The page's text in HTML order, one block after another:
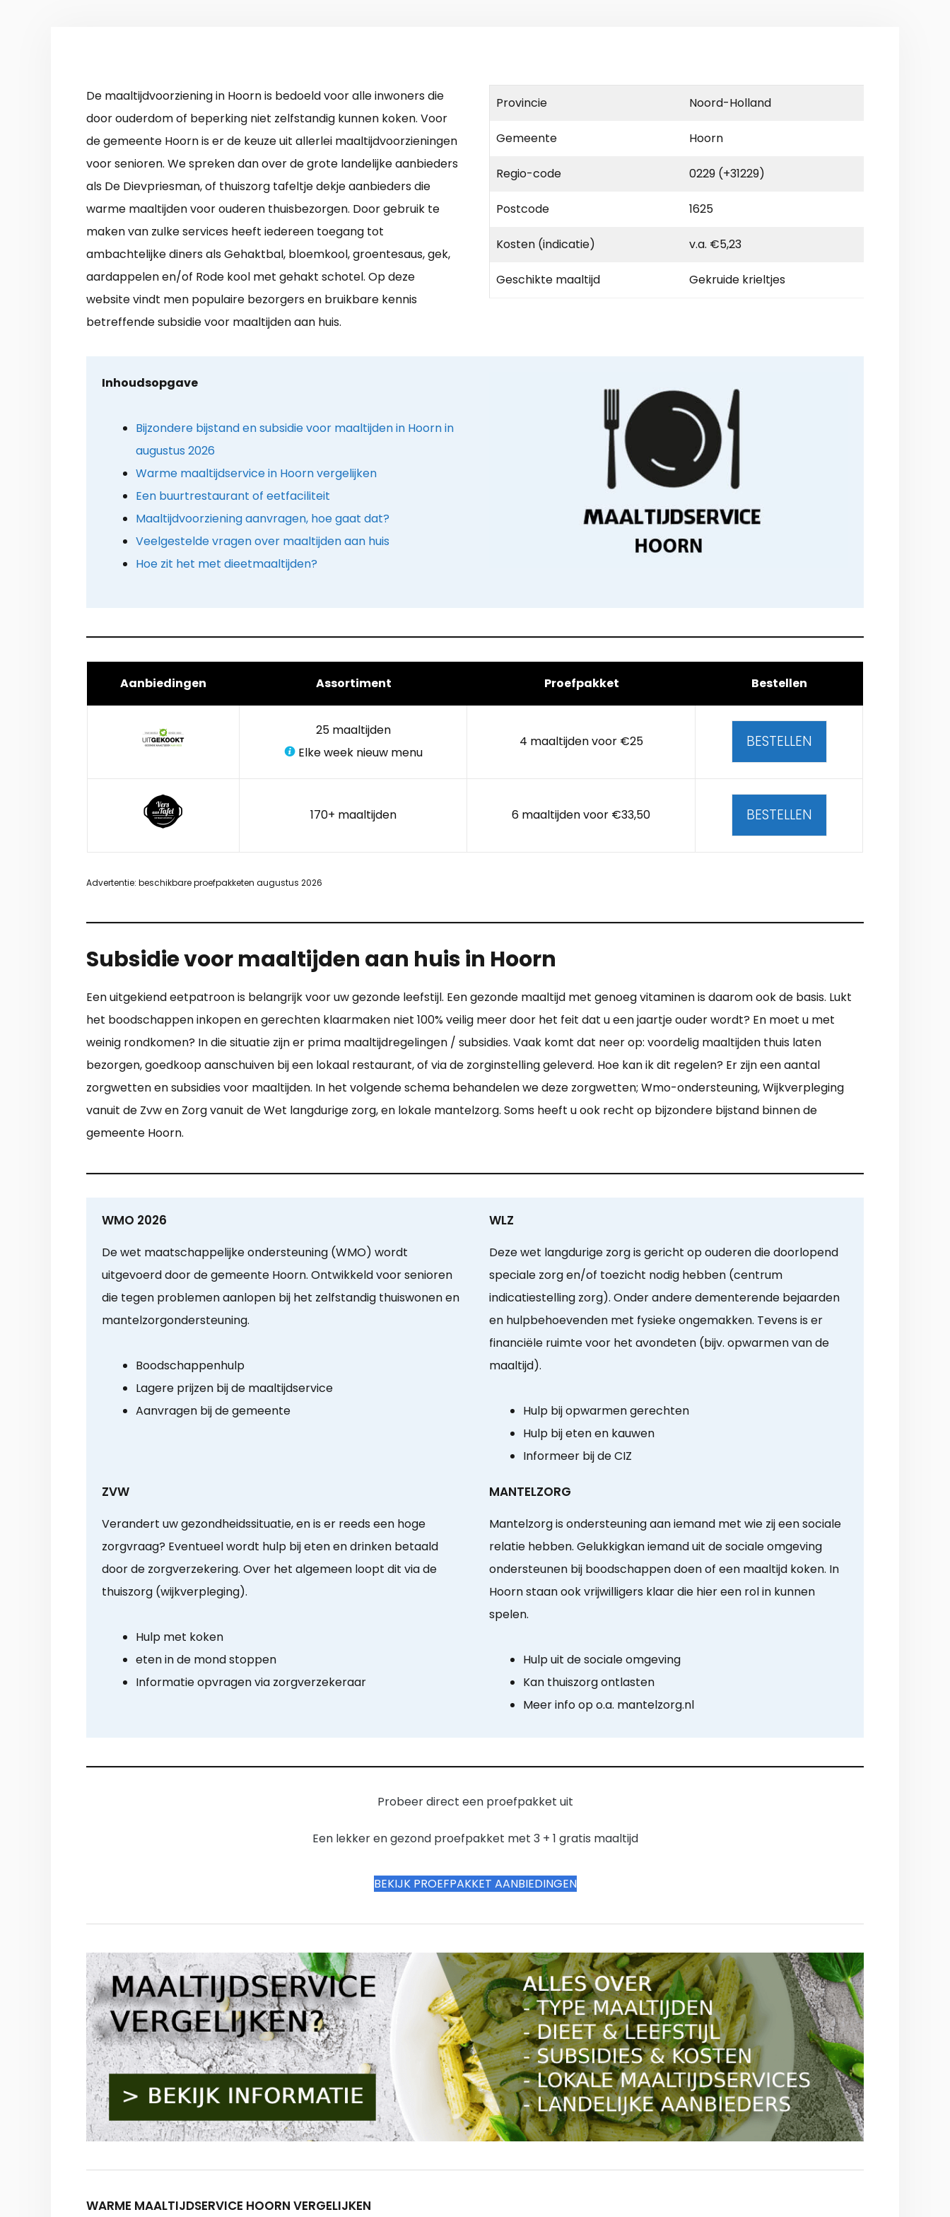
De maaltijdvoorziening in Hoorn is bedoeld voor alle inwoners die
door ouderdom of beperking niet zelfstandig kunnen koken. Voor
de gemeente Hoorn is er de keuze uit allerlei maaltijdvoorzieningen
voor senioren. We spreken dan over de grote landelijke aanbieders
als De Dievpriesman, of thuiszorg tafeltje dekje aanbieders die
warme maaltijden voor ouderen thuisbezorgen. Door gebruik te
maken van zulke services heeft iedereen toegang tot
ambachtelijke diners als Gehaktbal, bloemkool, groentesaus, gek,
aardappelen en/of Rode kool met gehakt schotel. Op deze
website vindt men populaire bezorgers en bruikbare kennis
betreffende subsidie voor maaltijden aan huis.
Provincie Noord-Holland
Gemeente Hoorn
Regio-code 0229 (+31229)
Postcode 1625
Kosten (indicatie) v.a. €5,23
Geschikte maaltijd Gekruide krieltjes
Inhoudsopgave
Bijzondere bijstand en subsidie voor maaltijden in Hoorn in
augustus 2026
Warme maaltijdservice in Hoorn vergelijken
Een buurtrestaurant of eetfaciliteit
Maaltijdvoorziening aanvragen, hoe gaat dat?
Veelgestelde vragen over maaltijden aan huis
Hoe zit het met dieetmaaltijden?
Aanbiedingen Assortiment Proefpakket Bestellen
25 maaltijden
Elke week nieuw menu
4 maaltijden voor €25 BESTELLEN
170+ maaltijden 6 maaltijden voor €33,50 BESTELLEN
Advertentie: beschikbare proefpakketen augustus 2026
Subsidie voor maaltijden aan huis in Hoorn
Een uitgekiend eetpatroon is belangrijk voor uw gezonde leefstijl. Een gezonde maaltijd met genoeg vitaminen is daarom ook de basis. Lukt
het boodschappen inkopen en gerechten klaarmaken niet 100% veilig meer door het feit dat u een jaartje ouder wordt? En moet u met
weinig rondkomen? In die situatie zijn er prima maaltijdregelingen / subsidies. Vaak komt dat neer op: voordelig maaltijden thuis laten
bezorgen, goedkoop aanschuiven bij een lokaal restaurant, of via de zorginstelling geleverd. Hoe kan ik dit regelen? Er zijn een aantal
zorgwetten en subsidies voor maaltijden. In het volgende schema behandelen we deze zorgwetten; Wmo-ondersteuning, Wijkverpleging
vanuit de Zvw en Zorg vanuit de Wet langdurige zorg, en lokale mantelzorg. Soms heeft u ook recht op bijzondere bijstand binnen de
gemeente Hoorn.
WMO 2026
De wet maatschappelijke ondersteuning (WMO) wordt
uitgevoerd door de gemeente Hoorn. Ontwikkeld voor senioren
die tegen problemen aanlopen bij het zelfstandig thuiswonen en
mantelzorgondersteuning.
Boodschappenhulp
Lagere prijzen bij de maaltijdservice
Aanvragen bij de gemeente
WLZ
Deze wet langdurige zorg is gericht op ouderen die doorlopend
speciale zorg en/of toezicht nodig hebben (centrum
indicatiestelling zorg). Onder andere dementerende bejaarden
en hulpbehoevenden met fysieke ongemakken. Tevens is er
financiële ruimte voor het avondeten (bijv. opwarmen van de
maaltijd).
Hulp bij opwarmen gerechten
Hulp bij eten en kauwen
Informeer bij de CIZ
ZVW
Verandert uw gezondheidssituatie, en is er reeds een hoge
zorgvraag? Eventueel wordt hulp bij eten en drinken betaald
door de zorgverzekering. Over het algemeen loopt dit via de
thuiszorg (wijkverpleging).
Hulp met koken
eten in de mond stoppen
Informatie opvragen via zorgverzekeraar
MANTELZORG
Mantelzorg is ondersteuning aan iemand met wie zij een sociale
relatie hebben. Gelukkigkan iemand uit de sociale omgeving
ondersteunen bij boodschappen doen of een maaltijd koken. In
Hoorn staan ook vrijwilligers klaar die hier een rol in kunnen
spelen.
Hulp uit de sociale omgeving
Kan thuiszorg ontlasten
Meer info op o.a. mantelzorg.nl
Probeer direct een proefpakket uit
Een lekker en gezond proefpakket met 3 + 1 gratis maaltijd
BEKIJK PROEFPAKKET AANBIEDINGEN
WARME MAALTIJDSERVICE HOORN VERGELIJKEN